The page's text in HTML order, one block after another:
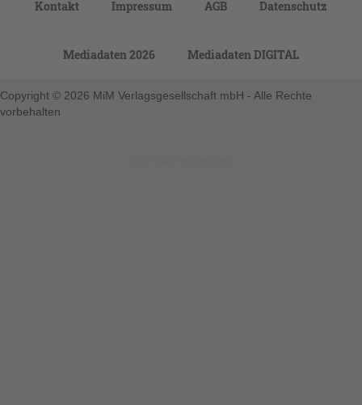
Kontakt Impressum AGB Datenschutz
Mediadaten 2026 Mediadaten DIGITAL
Copyright © 2026 MiM Verlagsgesellschaft mbH - Alle Rechte
vorbehalten